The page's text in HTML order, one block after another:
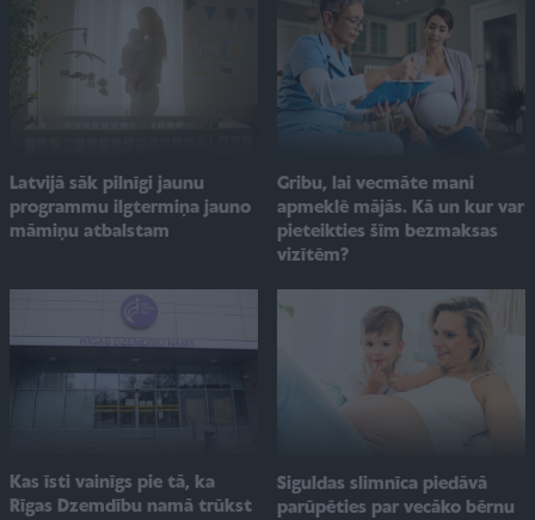
Latvijā sāk pilnīgi jaunu
programmu ilgtermiņa jauno
māmiņu atbalstam
Gribu, lai vecmāte mani
apmeklē mājās. Kā un kur var
pieteikties šīm bezmaksas
vizītēm?
Kas īsti vainīgs pie tā, ka
Rīgas Dzemdību namā trūkst
Siguldas slimnīca piedāvā
parūpēties par vecāko bērnu